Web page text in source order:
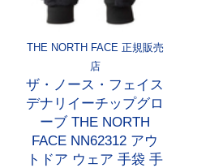
THE NORTH FACE 正規販売
店
ザ・ノース・フェイス
デナリイーチップグロ
ーブ THE NORTH
FACE NN62312 アウ
トドア ウェア 手袋 手